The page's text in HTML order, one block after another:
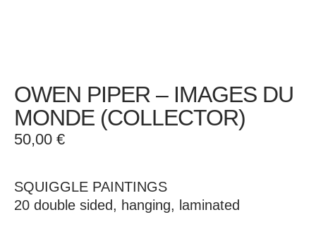
OWEN PIPER – IMAGES DU
MONDE (COLLECTOR)
50,00 €
SQUIGGLE PAINTINGS
20 double sided, hanging, laminated